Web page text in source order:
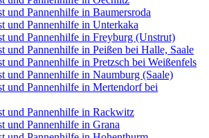
und Pannenhilfe in Baumersroda
und Pannenhilfe in Unterkaka
und Pannenhilfe in Freyburg (Unstrut)
und Pannenhilfe in Peißen bei Halle, Saale
und Pannenhilfe in Pretzsch bei Weißenfels
und Pannenhilfe in Naumburg (Saale)
und Pannenhilfe in Mertendorf bei
und Pannenhilfe in Rackwitz
und Pannenhilfe in Grana